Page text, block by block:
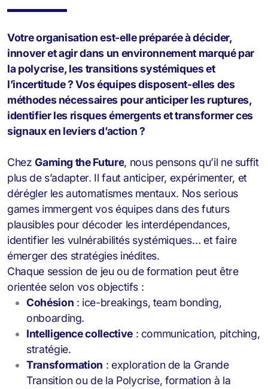
Votre organisation est-elle préparée à décider,
innover et agir dans un environnement marqué par
la polycrise, les transitions systémiques et
l’incertitude ? Vos équipes disposent-elles des
méthodes nécessaires pour anticiper les ruptures,
identifier les risques émergents et transformer ces
signaux en leviers d’action ?
ChezGaming the Future, nous pensons qu’il ne suffit
plus de s’adapter. Il faut anticiper, expérimenter, et
dérégler les automatismes mentaux. Nos serious
games immergent vos équipes dans des futurs
plausibles pour décoder les interdépendances,
identifier les vulnérabilités systémiques… et faire
émerger des stratégies inédites.
Chaque session de jeu ou de formation peut être
orientée selon vos objectifs :
Cohésion : ice-breakings, team bonding,
onboarding.
Intelligence collective: communication, pitching,
stratégie.
Transformation : exploration de la Grande
Transition ou de la Polycrise, formation à la